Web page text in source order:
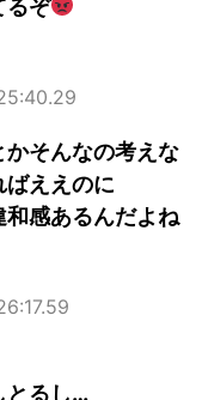
るぞ
そんなの考えな
ばええのに
感あるんだよね
とるし…